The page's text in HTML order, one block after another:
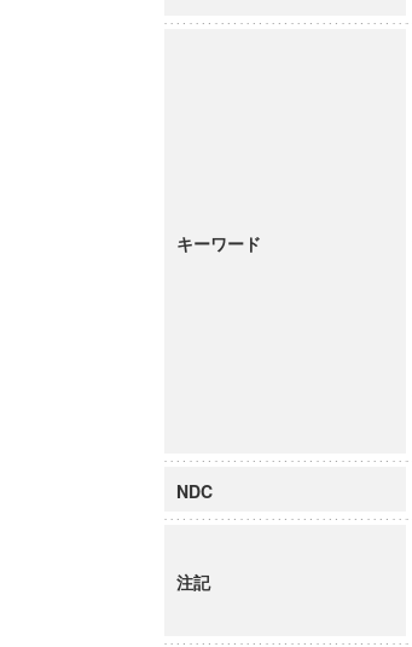
キーワード
NDC
注記